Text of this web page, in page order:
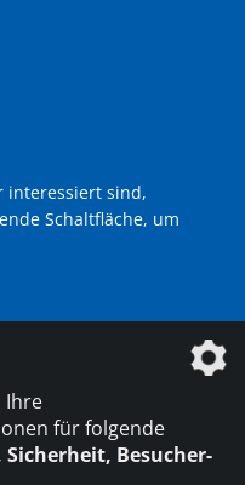
interessiert sind,
Schaltfläche, um
Unternehmen der
Ihre
für folgende
Besucher-